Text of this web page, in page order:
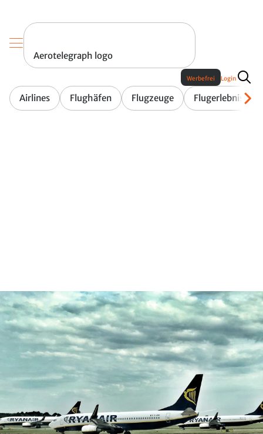
Aerotelegraph logo
Airlines Flughäfen Flugzeuge Flugerlebnis
Werbefrei Login